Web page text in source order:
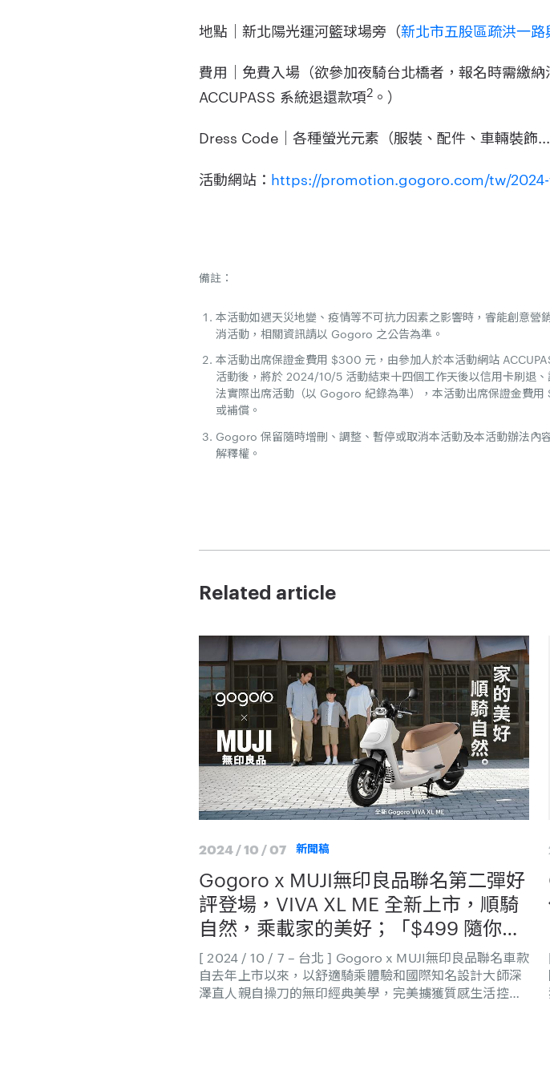
地點｜新北陽光運河籃球場旁（新北市五股區疏洪一
費用｜免費入場（欲參加夜騎台北橋者，報名時需繳
ACCUPASS 系統退還款項2 。）
Dress Code｜各種螢光元素（服裝、配件、車輛裝飾...
活動網站： https://promotion.gogoro.com/tw/
備註：
本活動如遇天災地變、疫情等不可抗力因素之影響時，睿能創意
消活動，相關資訊請以 Gogoro 之公告為準。
本活動出席保證金費用 $300 元，由參加人於本活動網站
活動後，將於 2024/10/5 活動結束十四個工作天後以信用卡刷退
法實際出席活動（以 Gogoro 紀錄為準），本活動出席保證金費
或補償。
Gogoro 保留隨時增刪、調整、暫停或取消本活動及本活動辦法內
解釋權。
Related article
2024 / 10 / 07 新聞稿
Gogoro x MUJI無印良品聯名第二彈好
評登場，VIVA XL ME 全新上市，順騎
自然，乘載家的美好；「$499 隨你
騎」超省資費方案限時回歸，再享首年
保養免費
[ 2024 / 10 / 7 – 台北 ] Gogoro x MUJI無印良品聯名車款
自去年上市以來，以舒適騎乘體驗和國際知名設計大師深
澤直人親自操刀的無印經典美學，完美擄獲質感生活控的